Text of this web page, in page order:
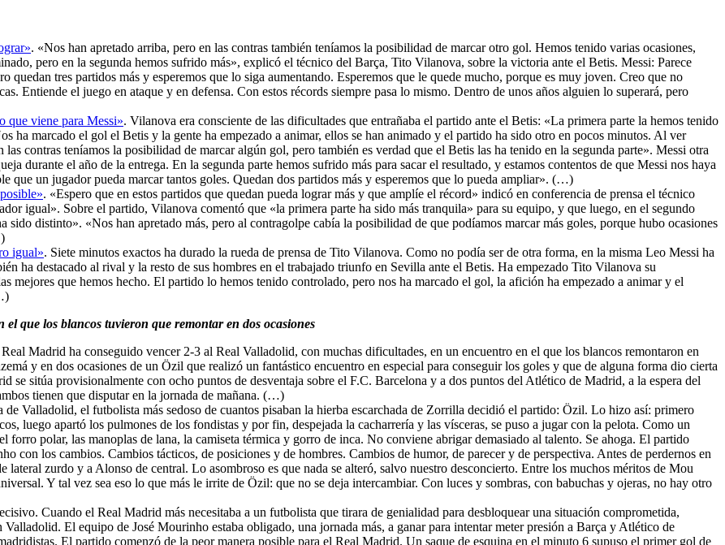
. «Nos han apretado arriba, pero en las contras también teníamos la posibilidad de marcar otro gol. Hemos tenido varias ocasiones,
pero en la segunda hemos sufrido más», explicó el técnico del Barça, Tito Vilanova, sobre la victoria ante el Betis. Messi: Parece
quedan tres partidos más y esperemos que lo siga aumentando. Esperemos que le quede mucho, porque es muy joven. Creo que no
Entiende el juego en ataque y en defensa. Con estos récords siempre pasa lo mismo. Dentro de unos años alguien lo superará, pero
que viene para Messi». Vilanova era consciente de las dificultades que entrañaba el partido ante el Betis: «La primera parte la hemos tenido
ha marcado el gol el Betis y la gente ha empezado a animar, ellos se han animado y el partido ha sido otro en pocos minutos. Al ver
contras teníamos la posibilidad de marcar algún gol, pero también es verdad que el Betis las ha tenido en la segunda parte». Messi otra
durante el año de la entrega. En la segunda parte hemos sufrido más para sacar el resultado, y estamos contentos de que Messi nos haya
que un jugador pueda marcar tantos goles. Quedan dos partidos más y esperemos que lo pueda ampliar». (…)
. «Espero que en estos partidos que quedan pueda lograr más y que amplíe el récord» indicó en conferencia de prensa el técnico
igual». Sobre el partido, Vilanova comentó que «la primera parte ha sido más tranquila» para su equipo, y que luego, en el segundo
distinto». «Nos han apretado más, pero al contragolpe cabía la posibilidad de que podíamos marcar más goles, porque hubo ocasiones
igual». Siete minutos exactos ha durado la rueda de prensa de Tito Vilanova. Como no podía ser de otra forma, en la misma Leo Messi ha
ha destacado al rival y la resto de sus hombres en el trabajado triunfo en Sevilla ante el Betis. Ha empezado Tito Vilanova su
mejores que hemos hecho. El partido lo hemos tenido controlado, pero nos ha marcado el gol, la afición ha empezado a animar y el
que los blancos tuvieron que remontar en dos ocasiones
Madrid ha conseguido vencer 2-3 al Real Valladolid, con muchas dificultades, en un encuentro en el que los blancos remontaron en
y en dos ocasiones de un Özil que realizó un fantástico encuentro en especial para conseguir los goles y que de alguna forma dio cierta
se sitúa provisionalmente con ocho puntos de desventaja sobre el F.C. Barcelona y a dos puntos del Atlético de Madrid, a la espera del
tienen que disputar en la jornada de mañana. (…)
de Valladolid, el futbolista más sedoso de cuantos pisaban la hierba escarchada de Zorrilla decidió el partido: Özil. Lo hizo así: primero
luego apartó los pulmones de los fondistas y por fin, despejada la cacharrería y las vísceras, se puso a jugar con la pelota. Como un
forro polar, las manoplas de lana, la camiseta térmica y gorro de inca. No conviene abrigar demasiado al talento. Se ahoga. El partido
con los cambios. Cambios tácticos, de posiciones y de hombres. Cambios de humor, de parecer y de perspectiva. Antes de perdernos en
zurdo y a Alonso de central. Lo asombroso es que nada se alteró, salvo nuestro desconcierto. Entre los muchos méritos de Mou
Y tal vez sea eso lo que más le irrite de Özil: que no se deja intercambiar. Con luces y sombras, con babuchas y ojeras, no hay otro
Cuando el Real Madrid más necesitaba a un futbolista que tirara de genialidad para desbloquear una situación comprometida,
El equipo de José Mourinho estaba obligado, una jornada más, a ganar para intentar meter presión a Barça y Atlético de
El partido comenzó de la peor manera posible para el Real Madrid. Un saque de esquina en el minuto 6 supuso el primer gol de